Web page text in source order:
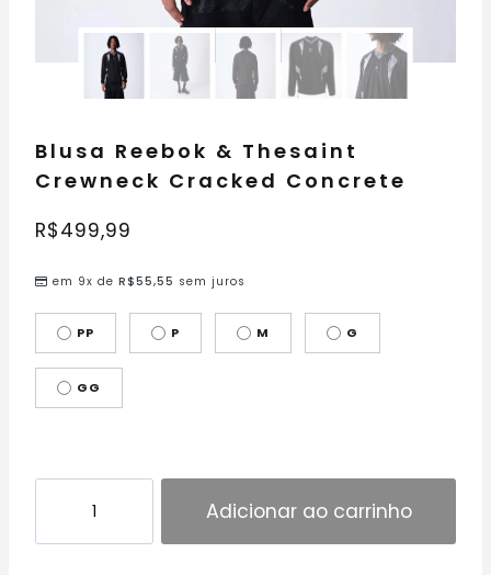
Blusa Reebok & Thesaint
Crewneck Cracked Concrete
R$499,99
em 9x de R$55,55 sem juros
PP P M G
GG
Adicionar ao carrinho